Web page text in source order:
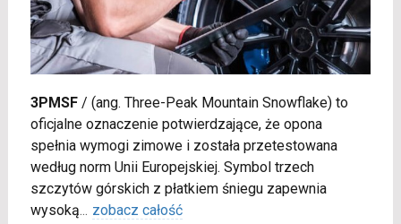
3PMSF/ (ang. Three-Peak Mountain Snowflake) to
oficjalne oznaczenie potwierdzające, że opona
spełnia wymogi zimowe i została przetestowana
według norm Unii Europejskiej. Symbol trzech
szczytów górskich z płatkiem śniegu zapewnia
wysoką... zobacz całość